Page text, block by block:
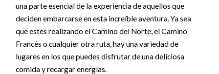
una parte esencial de la experiencia de aquellos que
deciden embarcarse en esta increíble aventura. Ya sea
que estés realizando el Camino del Norte, el Camino
Francés o cualquier otra ruta, hay una variedad de
lugares en los que puedes disfrutar de una deliciosa
comida y recargar energías.